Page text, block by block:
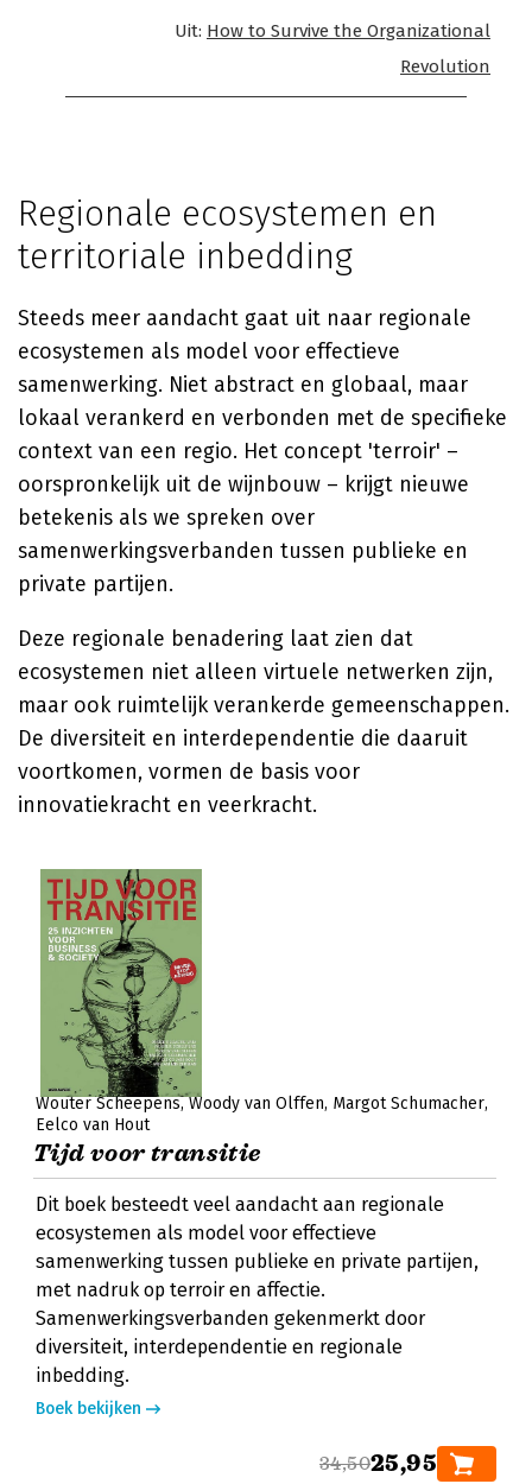
Uit: How to Survive the Organizational
Revolution
Regionale ecosystemen en
territoriale inbedding
Steeds meer aandacht gaat uit naar regionale
ecosystemen als model voor effectieve
samenwerking. Niet abstract en globaal, maar
lokaal verankerd en verbonden met de specifieke
context van een regio. Het concept 'terroir' –
oorspronkelijk uit de wijnbouw – krijgt nieuwe
betekenis als we spreken over
samenwerkingsverbanden tussen publieke en
private partijen.
Deze regionale benadering laat zien dat
ecosystemen niet alleen virtuele netwerken zijn,
maar ook ruimtelijk verankerde gemeenschappen.
De diversiteit en interdependentie die daaruit
voortkomen, vormen de basis voor
innovatiekracht en veerkracht.
Wouter Scheepens Woody van Olffen Margot Schumacher
Eelco van Hout
Tijd voor transitie
Dit boek besteedt veel aandacht aan regionale
ecosystemen als model voor effectieve
samenwerking tussen publieke en private partijen,
met nadruk op terroir en affectie.
Samenwerkingsverbanden gekenmerkt door
diversiteit, interdependentie en regionale
inbedding.
Boek bekijken
34,5025,95